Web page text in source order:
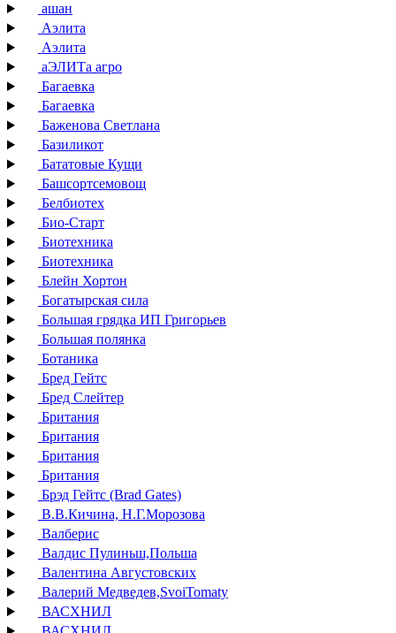
ашан
Аэлита
Аэлита
аЭЛИТа агро
Багаевка
Багаевка
Баженова Светлана
Базиликот
Бататовые Кущи
Башсортсемовощ
Белбиотех
Био-Старт
Биотехника
Биотехника
Блейн Хортон
Богатырская сила
Большая грядка ИП Григорьев
Большая полянка
Ботаника
Бред Гейтс
Бред Слейтер
Британия
Британия
Британия
Британия
Брэд Гейтс (Brad Gates)
В.В.Кичина, Н.Г.Морозова
Валберис
Валдис Пулиньш,Польша
Валентина Августовских
Валерий Медведев,SvoiTomaty
ВАСХНИЛ